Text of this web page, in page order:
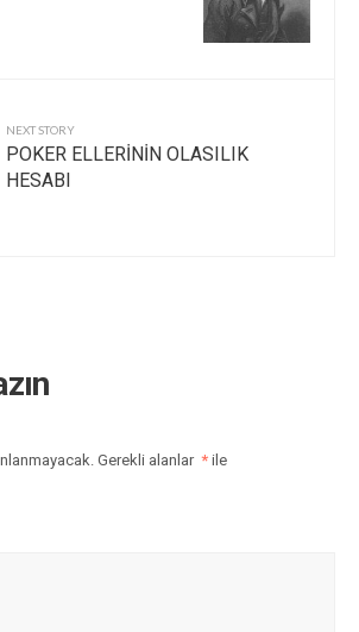
NEXT STORY
POKER ELLERİNİN OLASILIK
HESABI
Gerekli alanlar * ile